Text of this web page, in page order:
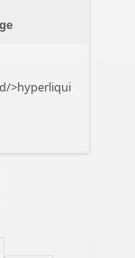
>hyperliqui